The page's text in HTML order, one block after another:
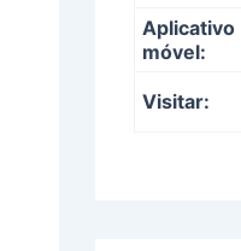
Aplicativo
móvel:
Visitar: